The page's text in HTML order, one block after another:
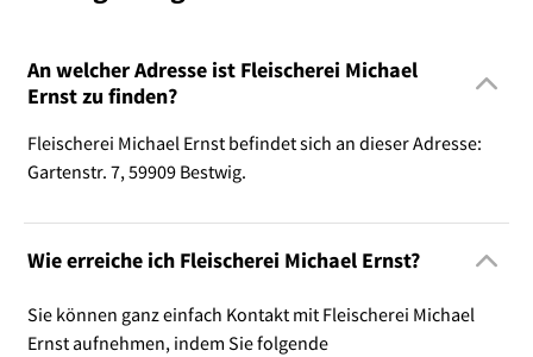
An welcher Adresse ist Fleischerei Michael
Ernst zu finden?
Fleischerei Michael Ernst befindet sich an dieser Adresse:
Gartenstr. 7, 59909 Bestwig.
Wie erreiche ich Fleischerei Michael Ernst?
Sie können ganz einfach Kontakt mit Fleischerei Michael
Ernst aufnehmen, indem Sie folgende